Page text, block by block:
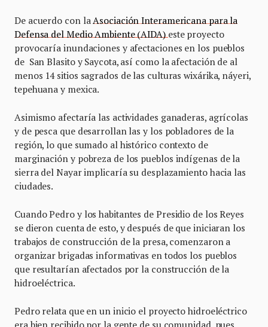
De acuerdo con laAsociación Interamericana para la
Defensa del Medio Ambiente (AIDA)este proyecto
provocaría inundaciones y afectaciones en los pueblos
de San Blasito y Saycota, así como la afectación de al
menos 14 sitios sagrados de las culturas wixárika, náyeri,
tepehuana y mexica.
Asimismo afectaría las actividades ganaderas, agrícolas
y de pesca que desarrollan las y los pobladores de la
región, lo que sumado al histórico contexto de
marginación y pobreza de los pueblos indígenas de la
sierra del Nayar implicaría su desplazamiento hacia las
ciudades.
Cuando Pedro y los habitantes de Presidio de los Reyes
se dieron cuenta de esto, y después de que iniciaran los
trabajos de construcción de la presa, comenzaron a
organizar brigadas informativas en todos los pueblos
que resultarían afectados por la construcción de la
hidroeléctrica.
Pedro relata que en un inicio el proyecto hidroeléctrico